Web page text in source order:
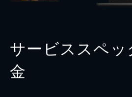
サービススペ
金